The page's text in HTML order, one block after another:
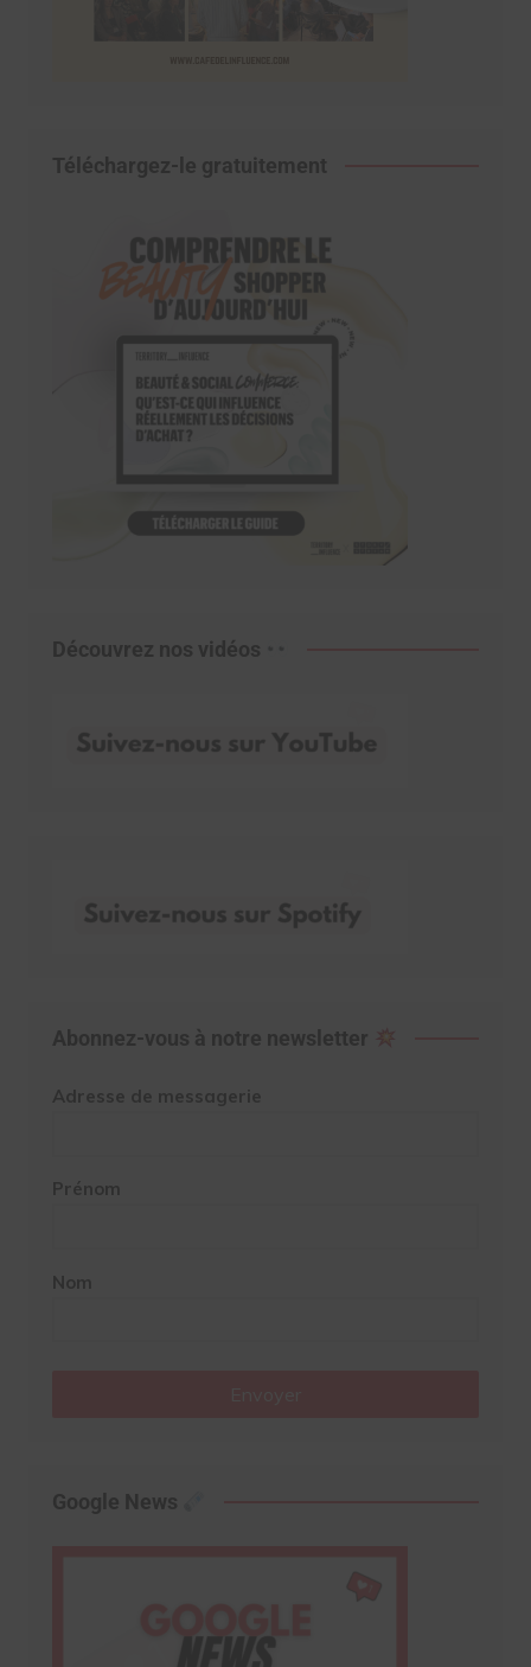
Téléchargez-le gratuitement
Découvrez nos vidéos
Abonnez-vous à notre newsletter
Adresse de messagerie
Prénom
Nom
Google News